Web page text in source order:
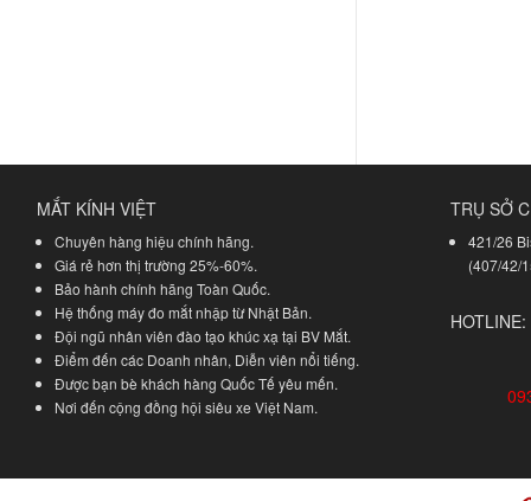
MẮT KÍNH VIỆT
Chuyên hàng hiệu chính hãng.
Giá rẻ hơn thị trường 25%-60%.
Bảo hành chính hãng Toàn Quốc.
Hệ thống máy đo mắt nhập từ Nhật Bản.
Đội ngũ nhân viên đào tạo khúc xạ tại BV Mắt.
Điểm đến các Doanh nhân, Diễn viên nổi tiếng.
Được bạn bè khách hàng Quốc Tế yêu mến.
Nơi đến cộng đồng hội siêu xe Việt Nam.
TRỤ SỞ
421/26
(407/42/
HOTLINE: